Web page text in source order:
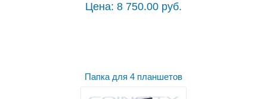
Цена: 8 750.00 руб.
Папка для 4 планшетов